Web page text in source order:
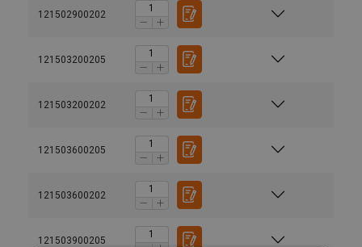
121502900202
121503200205
121503200202
121503600205
121503600202
121503900205